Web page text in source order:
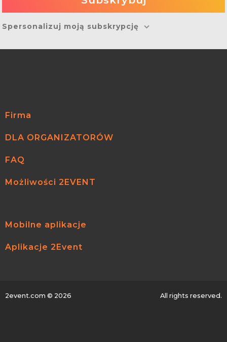
Spersonalizuj moją subskrypcję
Firma
DLA ORGANIZATORÓW
FAQ
Możliwości 2EVENT
Mobilne aplikacje
Aplikacje 2Event
2event.com © 2026 All rights reserved.